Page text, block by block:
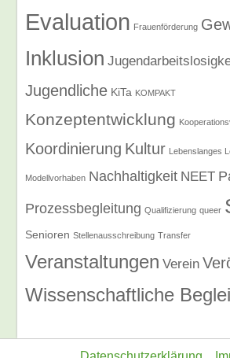
Evaluation Frauenförderung
Inklusion
Jugendliche KiTa KOMPAKT
Konzeptentwicklung
Koordinierung Kultur Lebenslanges
Modellvorhaben Nachhaltigkeit NEET
Prozessbegleitung Qualifizierung queer
Senioren Stellenausschreibung Transfer
Veranstaltungen Verein
Wissenschaftliche